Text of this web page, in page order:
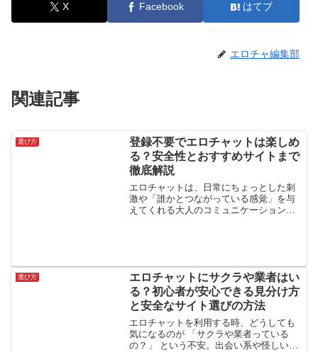
X Facebook はてブ
エロチャ編集部
関連記事
選び方
登録不要でエロチャットは楽しめ
る？安全性とおすすめサイトまで
徹底解説
エロチャットは、日常にちょっとした刺
激や「誰かとつながっている感覚」を与
えてくれる大人のコミュニケーションツ
選び方
エロチャットにサクラや業者はい
る？初心者が安心できる見分け方
と安全なサイト選びの方法
エロチャットを利用する時、どうしても
気になるのが 「サクラや業者っている
の？」 という不安。出会い系や怪しいア